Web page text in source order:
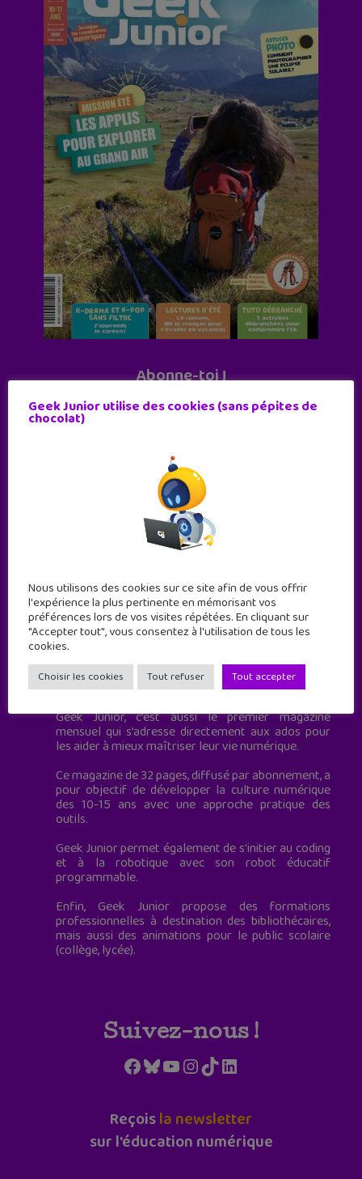
Abonne-toi !
11 numéros par an
Geek Junior est le premier site de culture numérique
à destination des adolescents.
Geek Junior, c’est aussi le premier magazine
mensuel qui s’adresse directement aux ados pour
les aider à mieux maîtriser leur vie numérique.
Ce magazine de 32 pages, diffusé par abonnement, a
pour objectif de développer la culture numérique
des 10-15 ans avec une approche pratique des
outils.
Geek Junior permet également de s'initier au coding
et à la robotique avec son robot éducatif
programmable.
Enfin, Geek Junior propose des formations
professionnelles à destination des bibliothécaires,
mais aussi des animations pour le public scolaire
(collège, lycée).
Suivez-nous !
Facebook
Bluesky
YouTube
Instagram
TikTokLinkedIn
Reçoisla newsletter
sur l'éducation numérique
Geek Junior utilise des cookies (sans pépites de
chocolat)
Nous utilisons des cookies sur ce site afin de vous offrir
l'expérience la plus pertinente en mémorisant vos
préférences lors de vos visites répétées. En cliquant sur
"Accepter tout", vous consentez à l'utilisation de tous les
cookies.
Choisir les cookies Tout refuser Tout accepter